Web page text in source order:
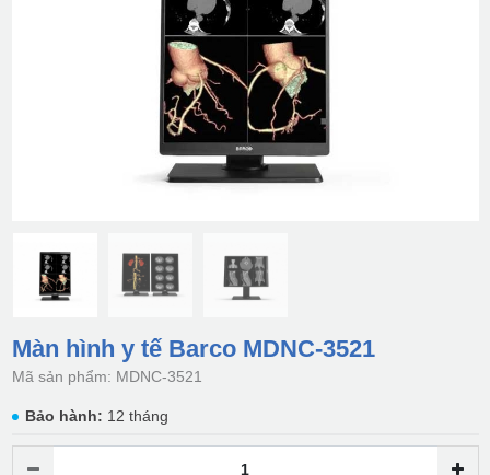
Màn hình y tế Barco MDNC-3521
Mã sản phẩm: MDNC-3521
Bảo hành: 12 tháng